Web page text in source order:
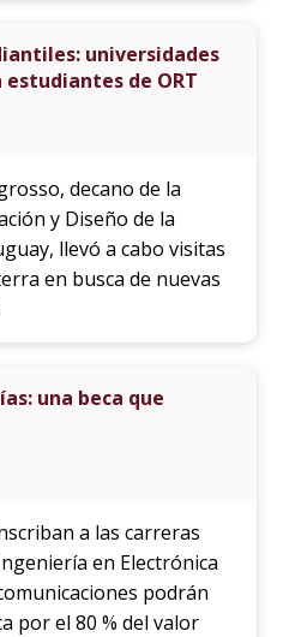
universidades
de ORT
decano de la
y Diseño de la
llevó a cabo visitas
en busca de nuevas
una beca que
a las carreras
en Electrónica
podrán
por el 80 % del valor